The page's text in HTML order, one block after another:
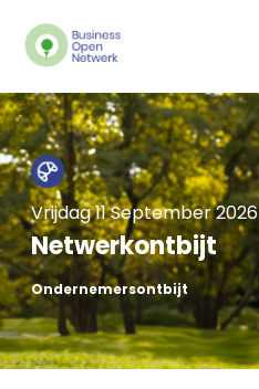
Vrijdag 11 September 2026
Netwerkontbijt
Ondernemersontbijt